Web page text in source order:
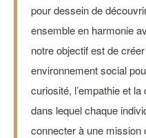
pour dessein de
ensemble en harmonie
notre objectif est de
environnement social
curiosité, l’empathie et
dans lequel chaque
connecter à une mission